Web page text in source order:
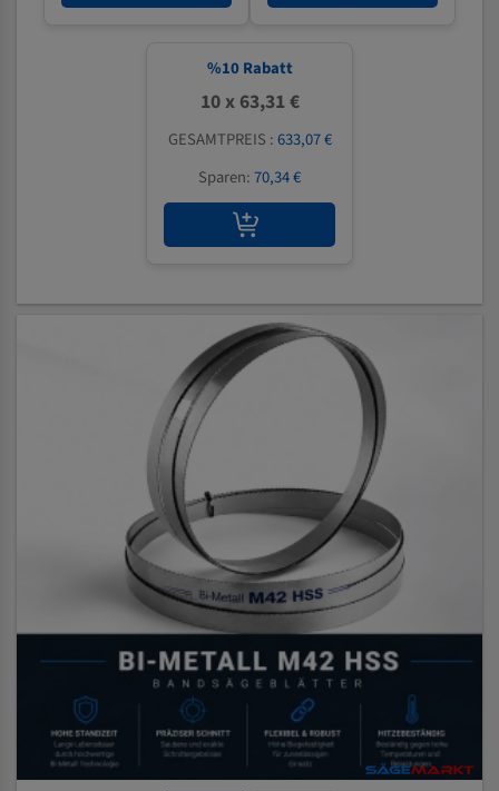
%10 Rabatt
10 x 63,31 €
GESAMTPREIS :633,07 €
Sparen:70,34 €